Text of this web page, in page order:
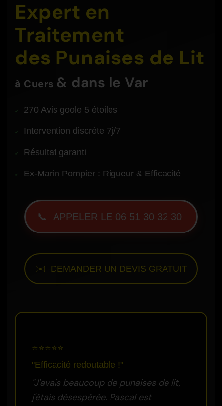
Expert en
Traitement
des Punaises de Lit
à Cuers & dans le Var
270 Avis goole 5 étoiles
Intervention discrète 7j/7
Résultat garanti
Ex-Marin Pompier : Rigueur & Efficacité
📞 APPELER LE 06 51 30 32 30
✉️ DEMANDER UN DEVIS GRATUIT
⭐⭐⭐⭐⭐
"Efficacité redoutable !"
"J'avais beaucoup de punaises de lit,
j'étais désespérée. Pascal est